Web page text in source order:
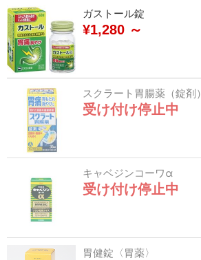
ガストール錠
¥1,280 ～
スクラート胃腸薬（錠剤）
受け付け停止中
キャベジンコーワα
受け付け停止中
胃健錠〈胃薬〉